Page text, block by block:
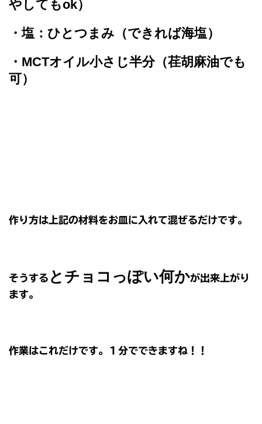
やしてもok）
・塩：ひとつまみ（できれば海塩）
・MCTオイル小さじ半分（荏胡麻油でも
可）
作り方は上記の材料をお皿に入れて混ぜるだけです。
そうする とチョコっぽい何かが出来上がり
ます。
作業はこれだけです。１分でできますね！！